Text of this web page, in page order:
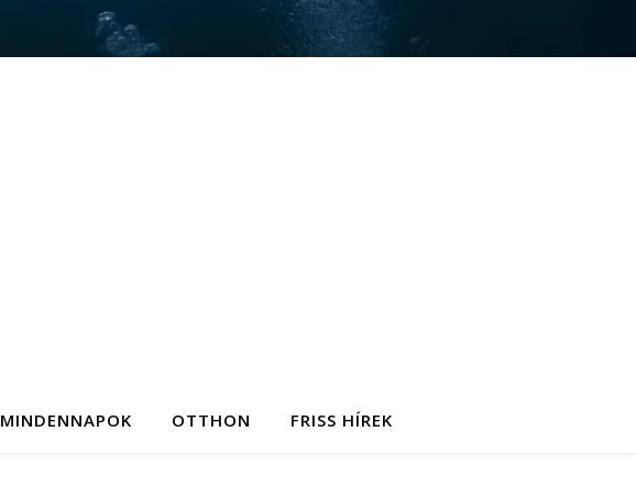
MINDENNAPOK OTTHON FRISS HÍREK